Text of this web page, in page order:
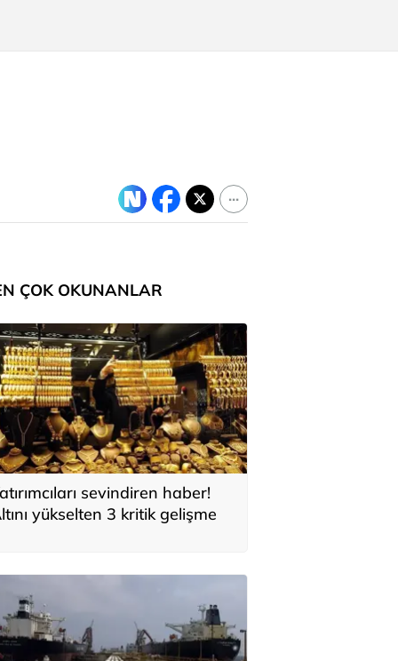
ÇOK OKUNANLAR
sevindiren haber!
yükselten 3 kritik gelişme